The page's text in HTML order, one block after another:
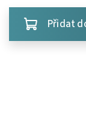
Přidat